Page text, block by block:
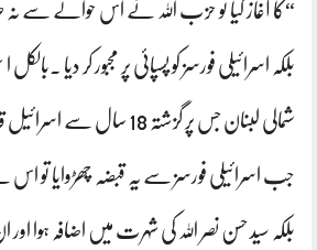
“کا آغاز کیا تو حزب اللہ نے اس حوالے سے
شمالی لبنان جس پر گزشتہ 18
جب اسرائیلی فورسز سے یہ قبضہ چھڑوایا تو
بلکہ سید حسن نصر اللہ کی شہرت میں اضافہ ہوا اور